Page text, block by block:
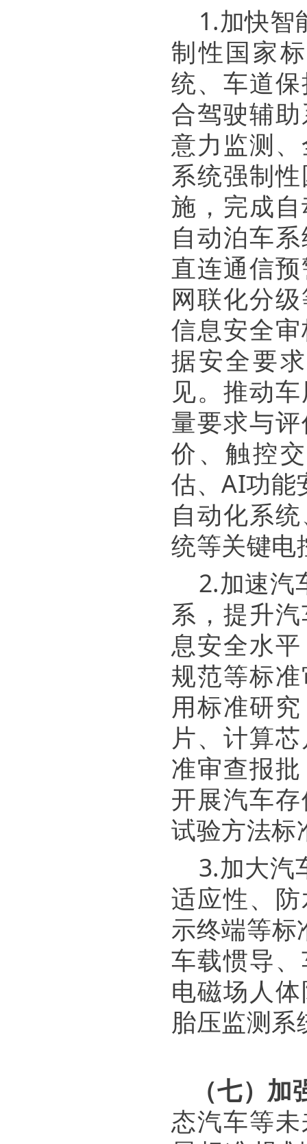
1.加快智
制性国家
统、车道
合驾驶辅
意力监测
系统强制
施，完成
自动泊车
直连通信
网联化分
信息安全
据安全要
见。推动
量要求与
价、触控
估、AI功能
自动化系
统等关键电
2.加速汽
系，提升
息安全水
规范等标
用标准研
片、计算
准审查报
开展汽车
试验方法标
3.加大汽
适应性、
示终端等标
车载惯导
电磁场人
胎压监测系
（七）
态汽车等